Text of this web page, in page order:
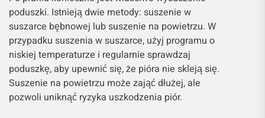
poduszki. Istnieją dwie metody: suszenie w
suszarce bębnowej lub suszenie na powietrzu. W
przypadku suszenia w suszarce, użyj programu o
niskiej temperaturze i regularnie sprawdzaj
poduszkę, aby upewnić się, że pióra nie skleją się.
Suszenie na powietrzu może zająć dłużej, ale
pozwoli uniknąć ryzyka uszkodzenia piór.